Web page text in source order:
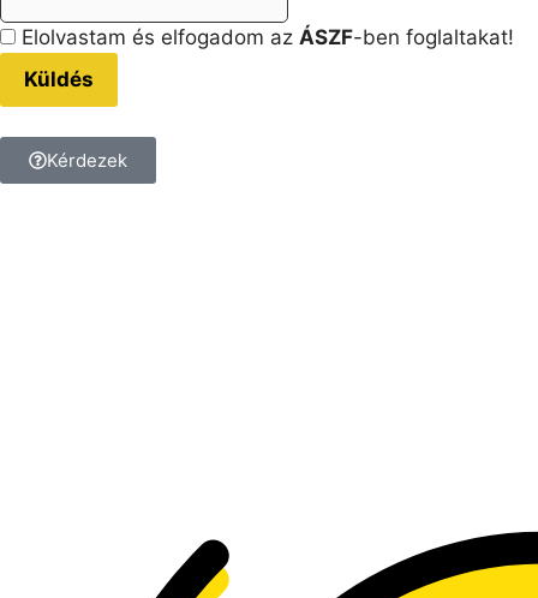
Elolvastam és elfogadom az ÁSZF-ben foglaltakat!
Küldés
Kérdezek